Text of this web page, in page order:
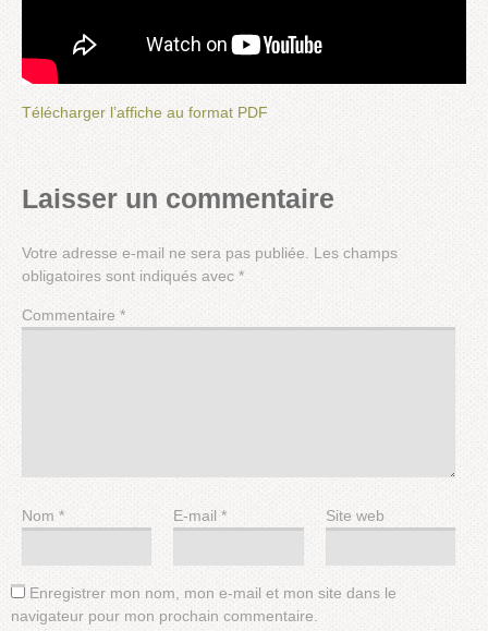
Télécharger l’affiche au format PDF
Laisser un commentaire
Votre adresse e-mail ne sera pas publiée.
Les champs
obligatoires sont indiqués avec *
Commentaire *
Nom * E-mail* Site web
Enregistrer mon nom, mon e-mail et mon site dans le
navigateur pour mon prochain commentaire.